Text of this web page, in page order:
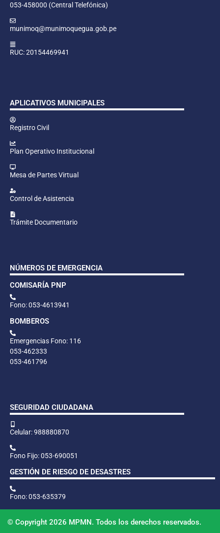
053-458000 (Central Telefónica)
munimoq@munimoquegua.gob.pe
RUC: 20154469941
APLICATIVOS MUNICIPALES
Registro Civil
Plan Operativo Institucional
Mesa de Partes Virtual
Control de Asistencia
Trámite Documentario
NÚMEROS DE EMERGENCIA
COMISARÍA PNP
Fono: 053-4613941
BOMBEROS
Emergencias Fono: 116
053-462333
053-461796
SEGURIDAD CIUDADANA
Celular: 988880870
Fono Fijo: 053-690051
GESTIÓN DE RIESGO DE DESASTRES
Fono: 053-635379
© Copyright 2026 MPMN. Todos los derechos reservados.